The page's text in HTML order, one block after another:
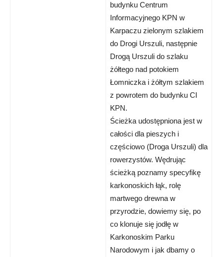
budynku Centrum
Informacyjnego KPN w
Karpaczu zielonym szlakiem
do Drogi Urszuli, następnie
Drogą Urszuli do szlaku
żółtego nad potokiem
Łomniczka i żółtym szlakiem
z powrotem do budynku CI
KPN.
Ścieżka udostępniona jest w
całości dla pieszych i
częściowo (Droga Urszuli) dla
rowerzystów. Wędrując
ścieżką poznamy specyfikę
karkonoskich łąk, rolę
martwego drewna w
przyrodzie, dowiemy się, po
co klonuje się jodłę w
Karkonoskim Parku
Narodowym i jak dbamy o